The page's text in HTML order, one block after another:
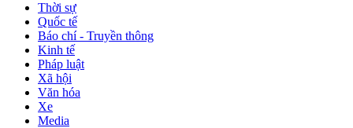
Thời sự
Quốc tế
Báo chí - Truyền thông
Kinh tế
Pháp luật
Xã hội
Văn hóa
Xe
Media